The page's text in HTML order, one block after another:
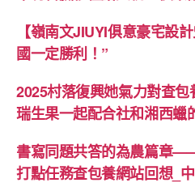
【嶺南文JIUYI俱意豪宅設
國一定勝利！”
2025村落復興她氣力對查
瑞生果一起配合社和湘西蠟
書寫同題共答的為農篇章
打點任務查包養網站回想_